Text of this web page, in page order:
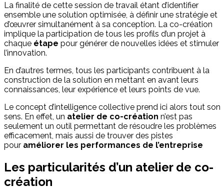
La finalité de cette session de travail étant d’identifier
ensemble une solution optimisée, à définir une stratégie et
d’œuvrer simultanément à sa conception. La co-création
implique la participation de tous les profils d’un projet à
chaque étape pour générer de nouvelles idées et stimuler
l’innovation.
En d’autres termes, tous les participants contribuent à la
construction de la solution en mettant en avant leurs
connaissances, leur expérience et leurs points de vue.
Le concept d’intelligence collective prend ici alors tout son
sens. En effet, un atelier de co-création n’est pas
seulement un outil permettant de résoudre les problèmes
efficacement, mais aussi de trouver des pistes
pour améliorer les performances de l’entreprise
Les particularités d’un atelier de co-
création